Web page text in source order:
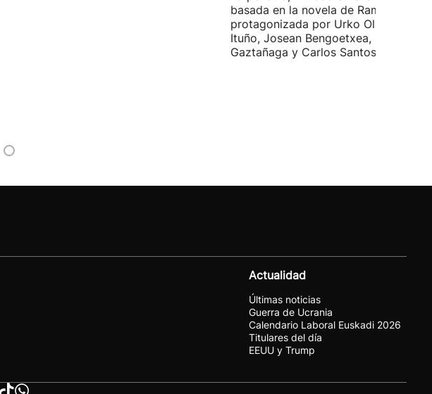
basada en la novela de Ramiro
protagonizada por Urko Olazabal,
Ituño, Josean Bengoetxea, Miren
Gaztañaga y Carlos Santos.
Actualidad
Últimas noticias
Guerra de Ucrania
Calendario Laboral Euskadi 2026
Titulares del día
EEUU y Trump